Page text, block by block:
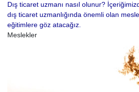
Dış ticaret uzmanı nasıl olunur?
dış ticaret uzmanlığında önemli olan
eğitimlere göz atacağız.
Meslekler